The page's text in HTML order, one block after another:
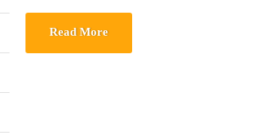
Read More